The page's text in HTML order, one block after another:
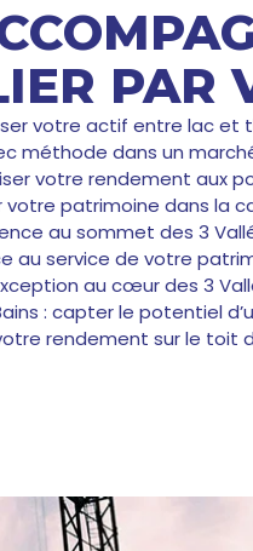
PAR
votre actif entre lac et
méthode dans un
votre rendement aux
patrimoine dans la
au sommet des 3
au service de votre
au cœur des 3
: capter le potentiel
rendement sur le toit